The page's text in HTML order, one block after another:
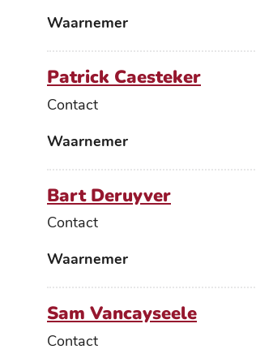
Functies
Waarnemer
Patrick Caesteker
Contact
Functies
Waarnemer
Bart Deruyver
Contact
Functies
Waarnemer
Sam Vancayseele
Contact